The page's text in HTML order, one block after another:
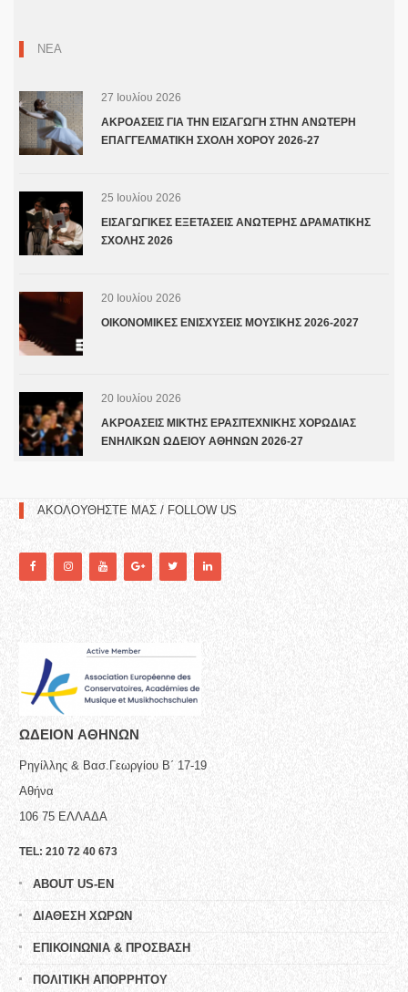
ΝΕΑ
27 Ιουλίου 2026
ΑΚΡΟΑΣΕΙΣ ΓΙΑ ΤΗΝ ΕΙΣΑΓΩΓΗ ΣΤΗΝ ΑΝΩΤΕΡΗ
ΕΠΑΓΓΕΛΜΑΤΙΚΗ ΣΧΟΛΗ ΧΟΡΟΥ 2026-27
25 Ιουλίου 2026
ΕΙΣΑΓΩΓΙΚΕΣ ΕΞΕΤΑΣΕΙΣ ΑΝΩΤΕΡΗΣ ΔΡΑΜΑΤΙΚΗΣ
ΣΧΟΛΗΣ 2026
20 Ιουλίου 2026
ΟΙΚΟΝΟΜΙΚΕΣ ΕΝΙΣΧΥΣΕΙΣ ΜΟΥΣΙΚΗΣ 2026-2027
20 Ιουλίου 2026
ΑΚΡΟΑΣΕΙΣ ΜΙΚΤΗΣ ΕΡΑΣΙΤΕΧΝΙΚΗΣ ΧΟΡΩΔΙΑΣ
ΕΝΗΛΙΚΩΝ ΩΔΕΙΟΥ ΑΘΗΝΩΝ 2026-27
ΑΚΟΛΟΥΘΗΣΤΕ ΜΑΣ / FOLLOW US
ΩΔΕΙΟN ΑΘΗΝΩΝ
Ρηγίλλης & Βασ.Γεωργίου Β΄ 17-19
Αθήνα
106 75 ΕΛΛΑΔΑ
TEL: 210 72 40 673
ABOUT US-EN
ΔΙΑΘΕΣΗ ΧΩΡΩΝ
ΕΠΙΚΟΙΝΩΝΙΑ & ΠΡΟΣΒΑΣΗ
ΠΟΛΙΤΙΚΗ ΑΠΟΡΡΗΤΟΥ